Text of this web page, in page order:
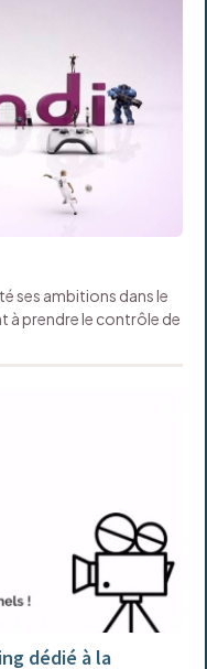
ses ambitions dans le
à prendre le contrôle de
dédié à la